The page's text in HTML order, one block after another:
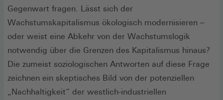
Gegenwart fragen. Lässt sich der
Wachstumskapitalismus ökologisch modernisieren –
oder weist eine Abkehr von der Wachstumslogik
notwendig über die Grenzen des Kapitalismus hinaus?
Die zumeist soziologischen Antworten auf diese Frage
zeichnen ein skeptisches Bild von der potenziellen
„Nachhaltigkeit“ der westlich-industriellen